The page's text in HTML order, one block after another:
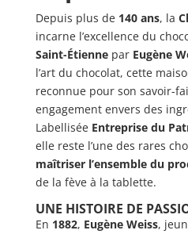
Depuis plus de 140 ans, la
incarne l’excellence du
Saint-Étiennepar Eugène
l’art du chocolat, cette
reconnue pour son savoir-
engagement envers des
Labellisée Entreprise du
elle reste l’une des rares
maîtriser l’ensemble du
de la fève à la tablette.
UNE HISTOIRE DE
En 1882, Eugène Weiss,